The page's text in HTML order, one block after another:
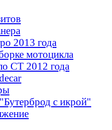
2013 года
мотоцикла
СТ 2012 года
с икрой"